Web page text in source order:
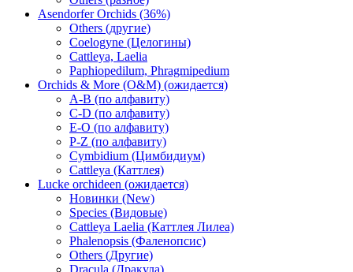
Asendorfer Orchids (36%)
Others (другие)
Coelogyne (Целогины)
Cattleya, Laelia
Paphiopedilum, Phragmipedium
Orchids & More (O&M) (ожидается)
A-B (по алфавиту)
C-D (по алфавиту)
E-O (по алфавиту)
P-Z (по алфавиту)
Cymbidium (Цимбидиум)
Cattleya (Каттлея)
Lucke orchideen (ожидается)
Новинки (New)
Species (Видовые)
Cattleya Laelia (Каттлея Лилеа)
Phalenopsis (Фаленопсис)
Others (Другие)
Dracula (Дракула)